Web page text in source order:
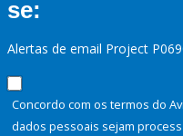
se:
Alertas de email Project
Concordo com os termos do
dados pessoais sejam